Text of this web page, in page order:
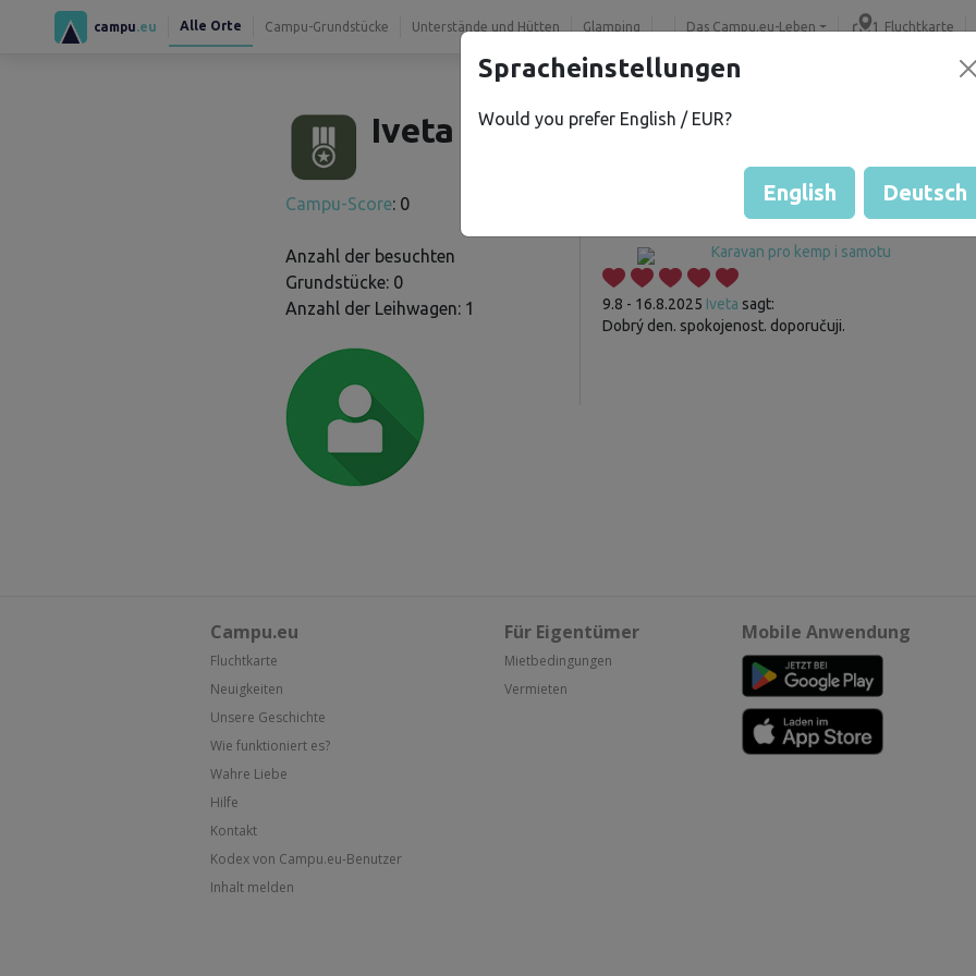
campu .eu Alle Orte Campu-Grundstücke Unterstände und Hütten Glamping Das Campu.eu-Leben Fluchtkarte
Iveta K.
Campu-Score: 0
Anzahl der besuchten
Grundstücke: 0
Anzahl der Leihwagen: 1
Gast hat noch keine
Fahrzeugbewertungen
Karavan pro kemp i samotu
9.8 - 16.8.2025 Iveta sagt:
Dobrý den. spokojenost. doporučuji.
Campu.eu
Fluchtkarte
Neuigkeiten
Unsere Geschichte
Wie funktioniert es?
Wahre Liebe
Hilfe
Kontakt
Kodex von Campu.eu-Benutzer
Inhalt melden
Für Eigentümer
Mietbedingungen
Vermieten
Mobile Anwendung
Spracheinstellungen
Would you prefer English / EUR?
English Deutsch